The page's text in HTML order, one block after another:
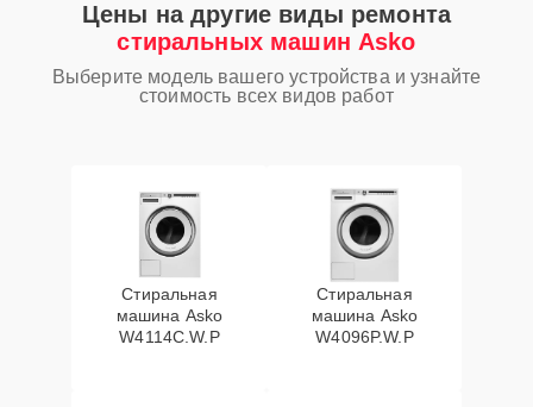
Цены на другие виды ремонта
стиральных машин Asko
Выберите модель вашего устройства и узнайте
стоимость всех видов работ
Стиральная
машина Asko
W4114C.W.P
Стиральная
машина Asko
W4096P.W.P